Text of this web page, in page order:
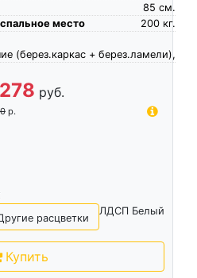
см.
85
место
кг.
200
(берез.каркас + берез.ламели),
руб.
р.
ЛДСП Белый
расцветки
Купить